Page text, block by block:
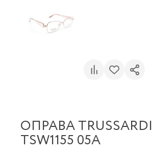
ОПРАВА TRUSSARDI
TSW1155 05A